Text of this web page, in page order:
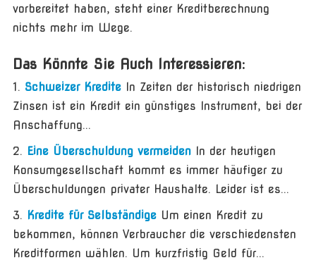
vorbereitet haben, steht einer Kreditberechnung
nichts mehr im Wege.
Das Könnte Sie Auch Interessieren:
Schweizer Kredite In Zeiten der historisch niedrigen
Zinsen ist ein Kredit ein günstiges Instrument, bei der
Anschaffung...
Eine Überschuldung vermeiden In der heutigen
Konsumgesellschaft kommt es immer häufiger zu
Überschuldungen privater Haushalte. Leider ist es...
Kredite für Selbständige Um einen Kredit zu
bekommen, können Verbraucher die verschiedensten
Kreditformen wählen. Um kurzfristig Geld für...